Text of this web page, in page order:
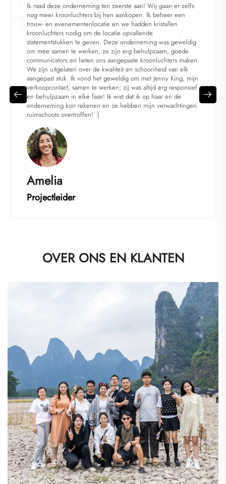
Ik raad deze onderneming ten zeerste aan! Wij gaan er zelfs
nog meer kroonluchters bij hen aankopen. Ik beheer een
trouw- en evenementenlocatie en we hadden kristallen
kroonluchters nodig om de locatie opvallende
statementstukken te geven. Deze onderneming was geweldig
om mee samen te werken, ze zijn erg behulpzaam, goede
communicators en lieten ons aangepaste kroonluchters maken.
We zijn uitgelaten over de kwaliteit en schoonheid van elk
aangepast stuk. Ik vond het geweldig om met Jenny King, mijn
verkoopcontact, samen te werken; zij was altijd erg responsief
en behulpzaam in elke fase! Ik wist dat ik op haar en de
onderneming kon rekenen en ze hebben mijn verwachtingen
ruimschoots overtroffen! :)
Amelia
Projectleider
OVER ONS EN KLANTEN